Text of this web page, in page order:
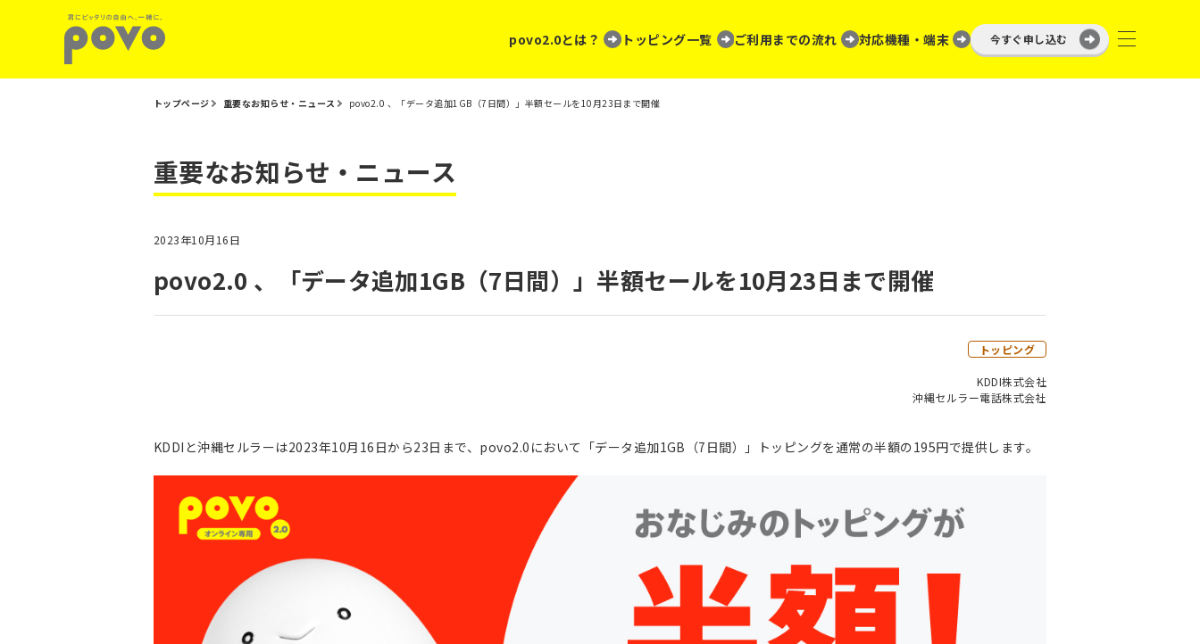
povo2.0とは？ トッピング一覧 ご利用までの流れ 対応機種・端末 今すぐ申し込む
トップページ 重要なお知らせ・ニュース povo2.0 、「データ追加1GB（7日間）」半額セールを10月23日まで開催
重要なお知らせ・ニュース
2023年10月16日
povo2.0 、「データ追加1GB（7日間）」半額セールを10月23日まで開催
トッピング
KDDI株式会社
沖縄セルラー電話株式会社
KDDIと沖縄セルラーは2023年10月16日から23日まで、povo2.0において「データ追加1GB（7日間）」トッピングを通常の半額の195円で提供します。